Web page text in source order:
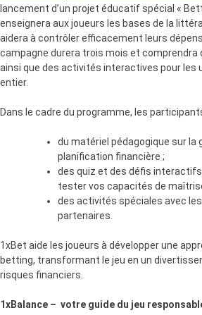
lancement d’un projet éducatif spécial «
enseignera aux joueurs les bases de la
aidera à contrôler efficacement leurs
campagne durera trois mois et comprendra
ainsi que des activités interactives pour les
entier.
Dans le cadre du programme, les
du matériel pédagogique sur la
planification financière ;
des quiz et des défis
tester vos capacités de
des activités spéciales avec
partenaires.
1xBet aide les joueurs à développer une
betting, transformant le jeu en un
risques financiers.
1xBalance – votre guide du jeu